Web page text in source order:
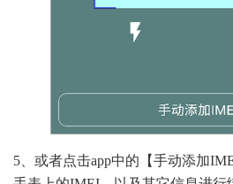
5、或者点击app中的【手动添加